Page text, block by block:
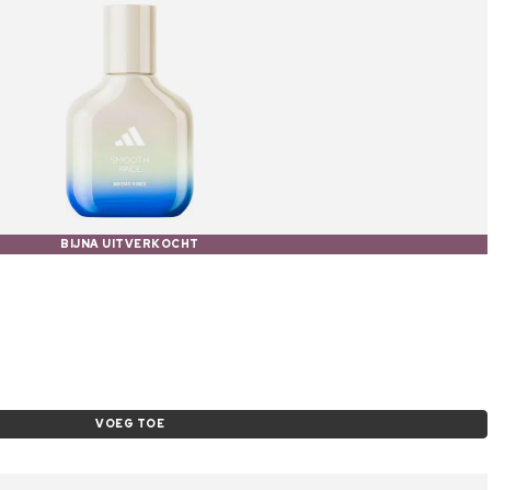
BIJNA UITVERKOCHT
VOEG TOE